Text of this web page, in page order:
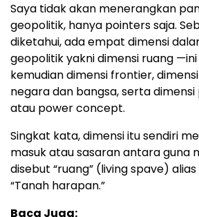
Saya tidak akan menerangkan
geopolitik, hanya pointers saja.
diketahui, ada empat dimensi
geopolitik yakni dimensi ruang
kemudian dimensi frontier,
negara dan bangsa, serta
atau power concept.
Singkat kata, dimensi itu sendiri
masuk atau sasaran antara guna
disebut “ruang” (living spave)
“Tanah harapan.”
Baca Juga: